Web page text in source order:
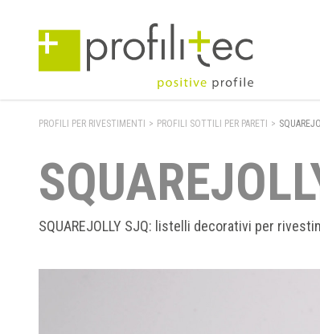
PROFILI PER RIVESTIMENTI > PROFILI SOTTILI PER PARETI >
SQUAREJOLLY SJQ: listelli decorativi per